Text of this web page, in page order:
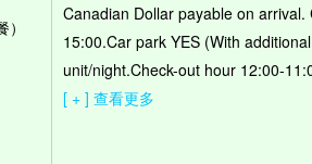
Canadian Dollar payable on arrival.
15:00.Car park YES (With
unit/night.Check-out hour 12:00-
[ + ] 查看更多